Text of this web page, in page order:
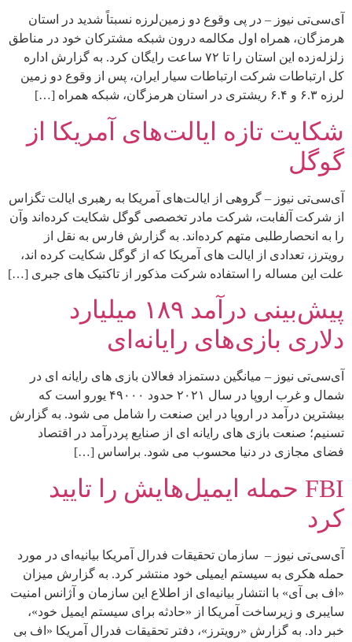
آی‌سی‌تی نیوز – در پی وقوع دو زمین‌لرزه نسبتاً شدید در استان‌‌
هرمزگان، همراه اول مکالمه درون شبکه مشترکان خود در مناطق
زلزله‌زده این استان را تا ۷۲ ساعت رایگان کرد. به گزارش اداره
کل ارتباطات شرکت ارتباطات سیار ایران، پس از وقوع دو زمین
لرزه ۶.۳ و ۶.۴ ریشتری در استان هرمزگان، شبکه همراه […]
شکایت تازه ایالت‌های آمریکا از
گوگل
آی‌سی‌تی نیوز – گروهی از ایالت‌های آمریکا به رهبری ایالت تگزاس
از شرکت آلفابت، شرکت مادر تخصصی گوگل شکایت کرده‌اند وآن
را به انحصارطلبی متهم کرده‌اند. به گزارش فارس به نقل از
رویترز، تعدادی از ایالت های آمریکا که از گوگل شکایت کرده اند،
علت این مساله را استفاده شرکت مذکور از تاکتیک های جبری […]
پیش‌بینی درآمد ۱۸۹ میلیارد
دلاری بازی‌‌های رایانه‌ای
آی‌سی‌تی نیوز – میانگین دستمزاد فعالان بازی های رایانه ای در
شمال و غرب اروپا در سال ۲۰۲۱ حدود ۴۹۰۰۰ یورو است که
بیشترین درآمد در اروپا در این صنعت را شامل می شود. به گزارش
تسنیم؛ صنعت بازی های رایانه ای از صنایع پردرآمد در اقتصاد
فضای مجازی در دنیا محسوب می شود. براساس […]
FBI حمله ایمیل‌هایش را تایید
کرد
آی‌سی‌تی نیوز – سازمان تحقیقات فدرال آمریکا بیانیه‌ای در مورد
حمله هکری به سیستم ایمیلی خود منتشر کرد. به گزارش میزان
«اف بی آی» با انتشار بیانیه‌ای از اطلاع این سازمان و آژانس امنیت
سایبری و زیرساخت آمریکا از «حادثه برای سیستم ایمیل خود»،
خبر داد. به گزارش «رویترز»، دفتر تحقیقات فدرال آمریکا «اف بی